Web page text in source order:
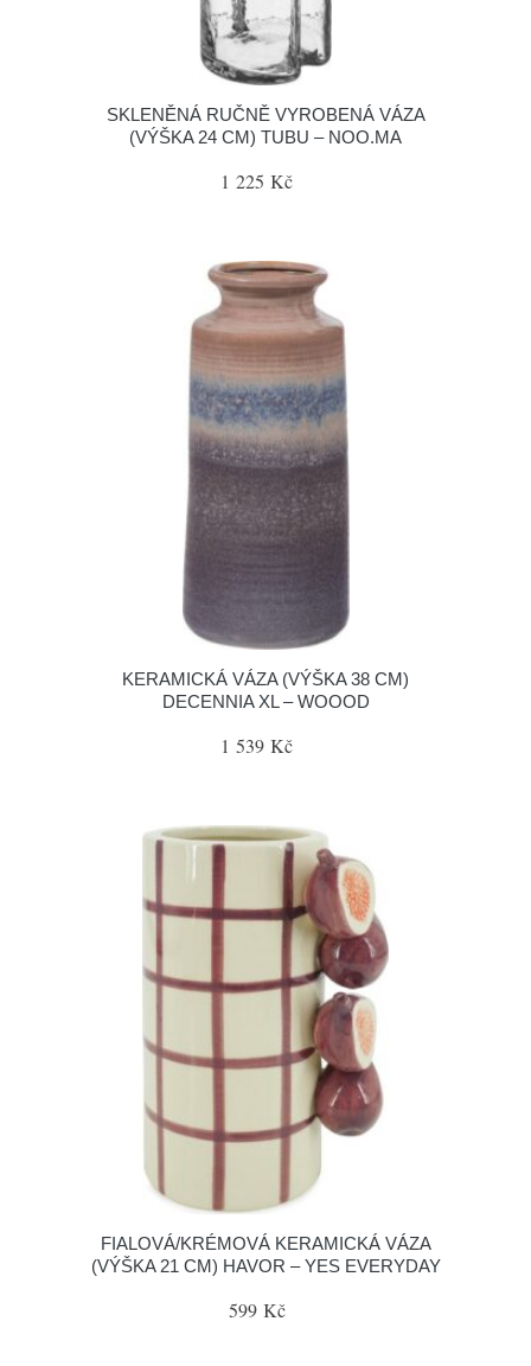
SKLENĚNÁ RUČNĚ VYROBENÁ VÁZA
(VÝŠKA 24 CM) TUBU – NOO.MA
1 225 Kč
KERAMICKÁ VÁZA (VÝŠKA 38 CM)
DECENNIA XL – WOOOD
1 539 Kč
FIALOVÁ/KRÉMOVÁ KERAMICKÁ VÁZA
(VÝŠKA 21 CM) HAVOR – YES EVERYDAY
599 Kč